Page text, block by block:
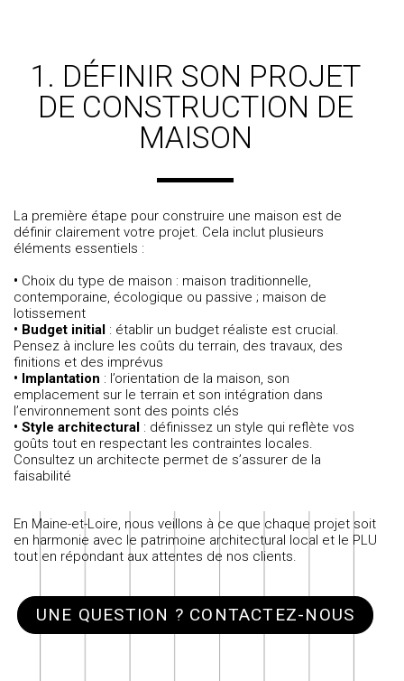
1. DÉFINIR SON PROJET
DE CONSTRUCTION DE
MAISON
La première étape pour construire une maison est de
définir clairement votre projet. Cela inclut plusieurs
éléments essentiels :
• Choix du type de maison : maison traditionnelle,
contemporaine, écologique ou passive ; maison de
lotissement
• Budget initial : établir un budget réaliste est crucial.
Pensez à inclure les coûts du terrain, des travaux, des
finitions et des imprévus
• Implantation : l’orientation de la maison, son
emplacement sur le terrain et son intégration dans
l’environnement sont des points clés
• Style architectural : définissez un style qui reflète vos
goûts tout en respectant les contraintes locales.
Consultez un architecte permet de s’assurer de la
faisabilité
En Maine-et-Loire, nous veillons à ce que chaque projet soit
en harmonie avec le patrimoine architectural local et le PLU
tout en répondant aux attentes de nos clients.
UNE QUESTION ? CONTACTEZ-NOUS